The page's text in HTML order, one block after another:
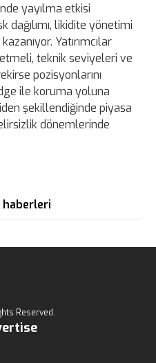
yayılma etkisi
likidite yönetimi
Yatırımcılar
etmeli, teknik seviyeleri ve
pozisyonlarını
ile koruma yoluna
şekillendiğinde piyasa
dönemlerinde
haberleri
Reserved.